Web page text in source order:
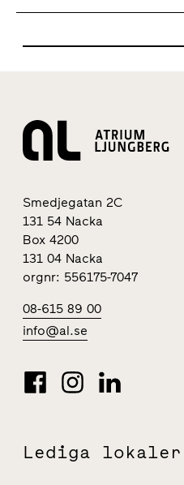
Smedjegatan 2C
131 54 Nacka
Box 4200
131 04 Nacka
orgnr: 556175-7047
08-615 89 00
info@al.se
Lediga lokaler